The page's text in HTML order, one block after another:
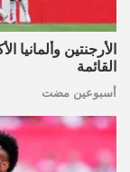
الأرجنتين
القائمة
أسبوعين مضت